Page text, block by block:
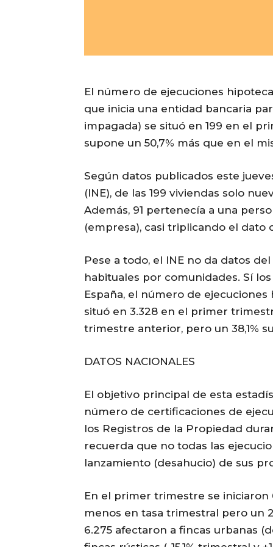
El número de ejecuciones
que inicia una entidad bancaria
impagada) se situó en 199 en el
supone un 50,7% más que en el
Según datos publicados este
(INE), de las 199 viviendas solo
Además, 91 pertenecía a una
(empresa), casi triplicando el dato
Pese a todo, el INE no da datos
habituales por comunidades. Sí
España, el número de
situó en 3.328 en el primer
trimestre anterior, pero un 38,1%
DATOS NACIONALES
El objetivo principal de esta
número de certificaciones de
los Registros de la Propiedad
recuerda que no todas las
lanzamiento (desahucio) de sus
En el primer trimestre se iniciaron
menos en tasa trimestral pero un
6.275 afectaron a fincas urbanas